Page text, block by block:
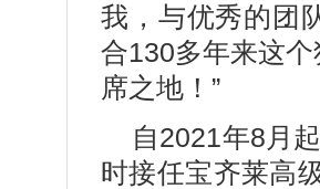
我，与优秀的团
合130多年来这
席之地！”
自2021年8月
时接任宝齐莱高